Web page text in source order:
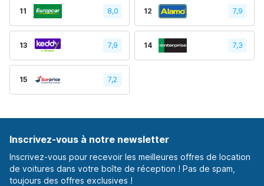
11 8,0 12 7,9
13 7,9 14 7,3
15 7,2
Inscrivez-vous à notre newsletter
Inscrivez-vous pour recevoir les meilleures offres de location
de voitures dans votre boîte de réception ! Pas de spam,
toujours des offres exclusives !